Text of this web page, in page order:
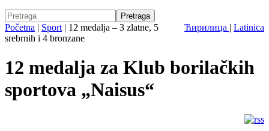
Ћирилица | Latinica
Početna | Sport | 12 medalja – 3 zlatne, 5
srebrnih i 4 bronzane
12 medalja za Klub borilačkih
sportova „Naisus“